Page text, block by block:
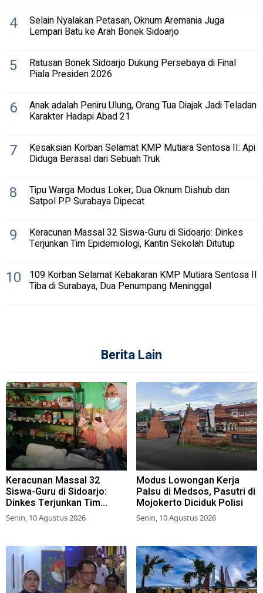
4 Selain Nyalakan Petasan, Oknum Aremania Juga
Lempari Batu ke Arah Bonek Sidoarjo
5 Ratusan Bonek Sidoarjo Dukung Persebaya di Final
Piala Presiden 2026
6 Anak adalah Peniru Ulung, Orang Tua Diajak Jadi Teladan
Karakter Hadapi Abad 21
7 Kesaksian Korban Selamat KMP Mutiara Sentosa II: Api
Diduga Berasal dari Sebuah Truk
8 Tipu Warga Modus Loker, Dua Oknum Dishub dan
Satpol PP Surabaya Dipecat
9 Keracunan Massal 32 Siswa-Guru di Sidoarjo: Dinkes
Terjunkan Tim Epidemiologi, Kantin Sekolah Ditutup
10 109 Korban Selamat Kebakaran KMP Mutiara Sentosa II
Tiba di Surabaya, Dua Penumpang Meninggal
Berita Lain
Keracunan Massal 32
Siswa-Guru di Sidoarjo:
Dinkes Terjunkan Tim
Epidemiologi, Kantin
Sekolah Ditutup
Senin, 10 Agustus 2026
Modus Lowongan Kerja
Palsu di Medsos, Pasutri di
Mojokerto Diciduk Polisi
Senin, 10 Agustus 2026